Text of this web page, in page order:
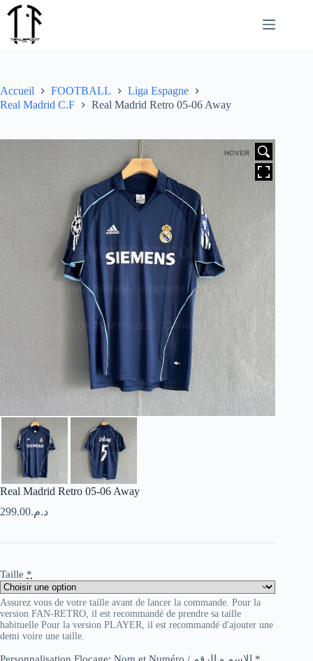
Passer
au
Accueil FOOTBALL
Liga Espagne
Real Madrid C.F
Real Madrid Retro 05-06 Away
HOVER
Real Madrid Retro 05-06 Away
د.م.299.00
Taille *
Assurez vous de votre taille avant de lancer la commande. Pour la
version FAN-RETRO, il est recommandé de prendre sa taille
habituelle Pour la version PLAYER, il est recommandé d'ajouter une
demi voire une taille.
Personnalisation Flocage: Nom et Numéro / الاسم و الرقم *